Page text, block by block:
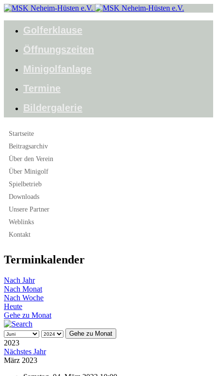
Golferklause
Öffnungszeiten
Minigolfanlage
Termine
Bildergalerie
Startseite
Beitragsarchiv
Über den Verein
Über Minigolf
Spielbetrieb
Downloads
Unsere Partner
Weblinks
Kontakt
Terminkalender
Nach Jahr
Nach Monat
Nach Woche
Heute
Gehe zu Monat
Gehe zu Monat
2023
Nächstes Jahr
März 2023